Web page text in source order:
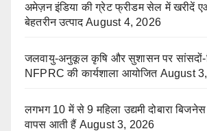
अमेज़न इंडिया की ग्रेट फ्रीडम सेल में खरीदें
बेहतरीन उत्पाद August 4, 2026
जलवायु-अनुकूल कृषि और सुशासन पर सांसदों-
NFPRC की कार्यशाला आयोजित August
लगभग 10 में से 9 महिला उद्यमी दोबारा
वापस आती हैं August 3, 2026